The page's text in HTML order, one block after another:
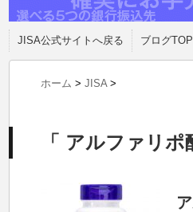
JISA公式サイトへ戻る ブログTOP
ホーム > JISA >
「 アルファリ